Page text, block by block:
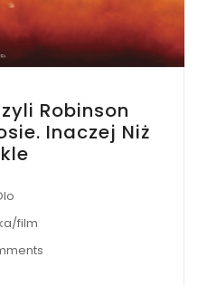
Robinson
Inaczej Niż
film